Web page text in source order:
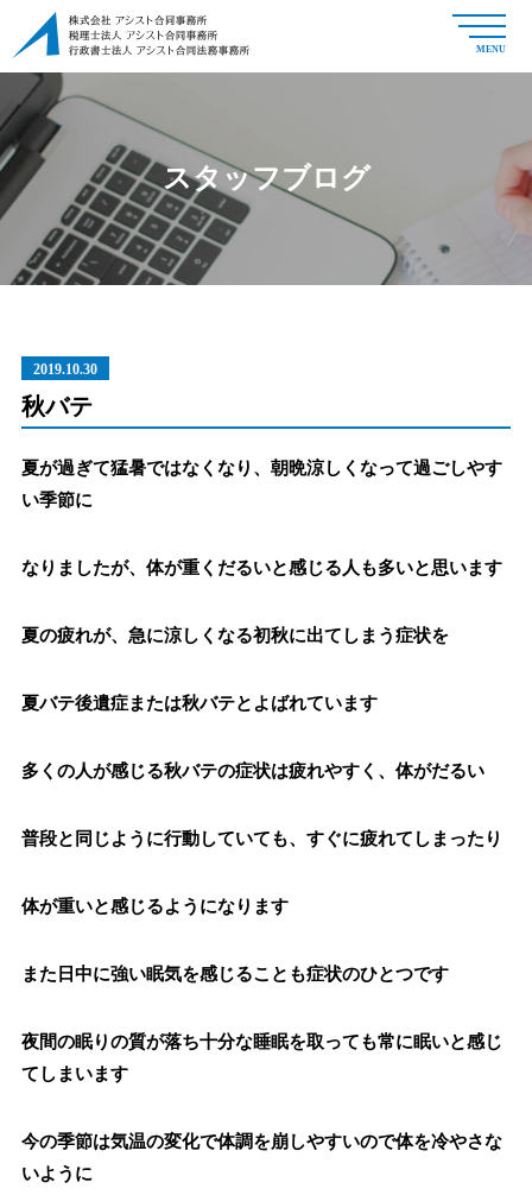
MENU
スタッフブログ
2019.10.30
秋バテ
夏が過ぎて猛暑ではなくなり、朝晩涼しくなって過ごしやす
い季節に
なりましたが、体が重くだるいと感じる人も多いと思います
夏の疲れが、急に涼しくなる初秋に出てしまう症状を
夏バテ後遺症または秋バテとよばれています
多くの人が感じる秋バテの症状は疲れやすく、体がだるい
普段と同じように行動していても、すぐに疲れてしまったり
体が重いと感じるようになります
また日中に強い眠気を感じることも症状のひとつです
夜間の眠りの質が落ち十分な睡眠を取っても常に眠いと感じ
てしまいます
今の季節は気温の変化で体調を崩しやすいので体を冷やさな
いように